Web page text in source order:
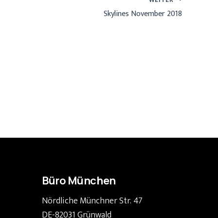
Skylines November 2018
Büro München
Nördliche Münchner Str. 47
DE-82031 Grünwald